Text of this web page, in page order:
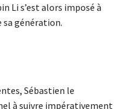
Li s’est alors imposé à
sa génération.
Sébastien le
à suivre impérativement